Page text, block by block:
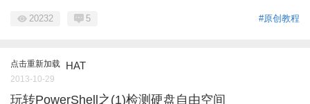
#原创教程
20232 5
点击重新加载 HAT
2013-10-29
玩转PowerShell之(1)检测硬盘自由空间